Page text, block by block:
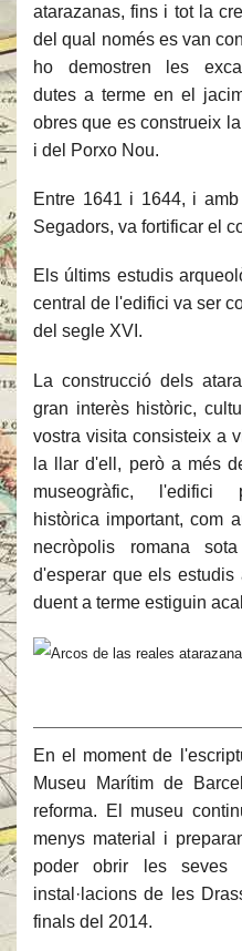
atarazanas, fins i tot la
del qual només es van
ho demostren les
dutes a terme en el
obres que es construeix
i del Porxo Nou.
Entre 1641 i 1644, i
Segadors, va fortificar el
Els últims estudis
central de l'edifici va ser
del segle XVI.
La construcció dels
gran interès històric,
vostra visita consisteix a
la llar d'ell, però a més
museogràfic, l'edifici
històrica important, com
necròpolis romana
d'esperar que els estudis
duent a terme estiguin
En el moment de
Museu Marítim de
reforma. El museu
menys material i
poder obrir les seves
instal·lacions de les
finals del 2014.